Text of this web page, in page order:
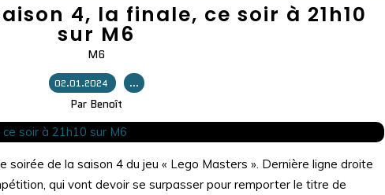
4, la finale, ce soir à 21h10
sur M6
M6
02.01.2024 …
Par Benoît
soirée de la saison 4 du jeu « Lego Masters ». Dernière ligne droite
qui vont devoir se surpasser pour remporter le titre de